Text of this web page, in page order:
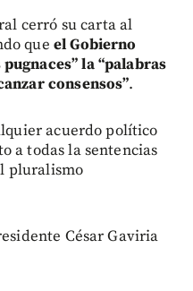
cerró su carta al
que el Gobierno
la “palabras
consensos”.
acuerdo político
a todas la sentencias
pluralismo
César Gaviria